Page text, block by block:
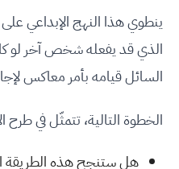
ينطوي هذا النهج الإبداعي
الذي قد يفعله شخص آخر لو
السائل قيامه بأمر معاكس
الخطوة التالية، تتمثّل في طرح
هل ستنجح هذه الطريقة